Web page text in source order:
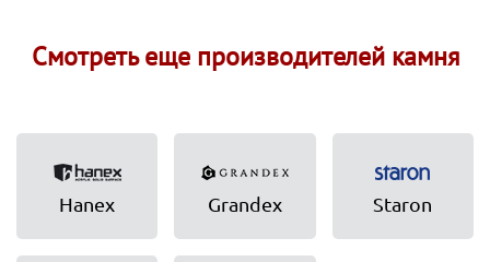
Смотреть еще производителей камня
Hanex Grandex Staron